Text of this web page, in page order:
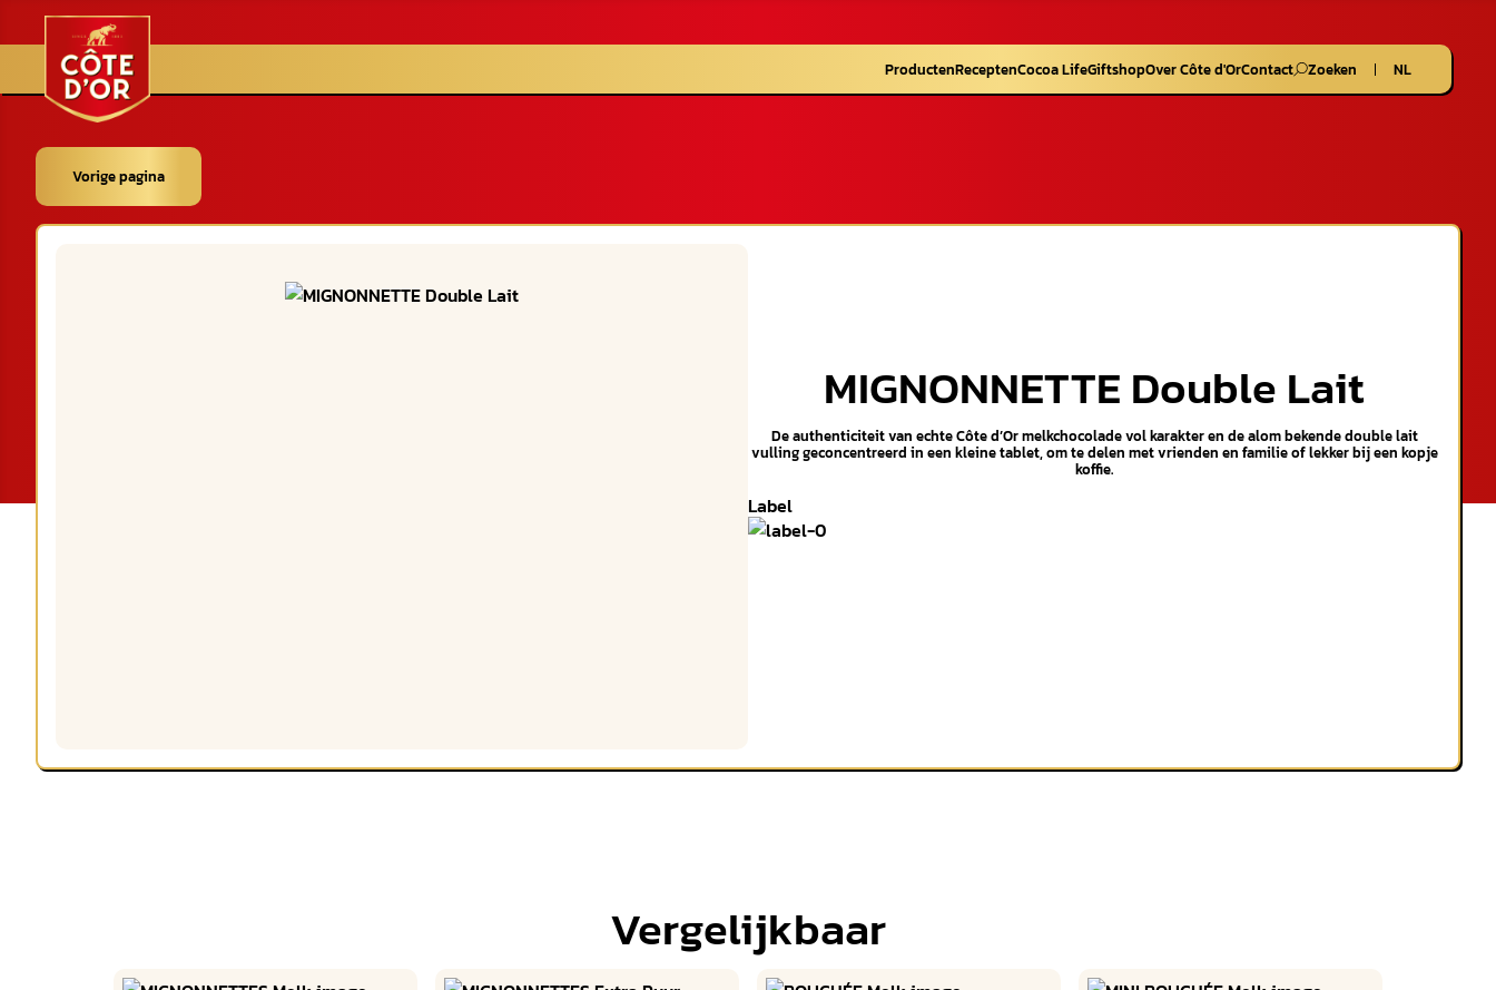
ProductenReceptenCocoa LifeGiftshopOver Côte d'OrContact Zoeken NL
Vorige pagina
MIGNONNETTE Double Lait
De authenticiteit van echte Côte d’Or melkchocolade vol karakter en de alom bekende double lait
vulling geconcentreerd in een kleine tablet, om te delen met vrienden en familie of lekker bij een kopje
koffie.
Label
Vergelijkbaar